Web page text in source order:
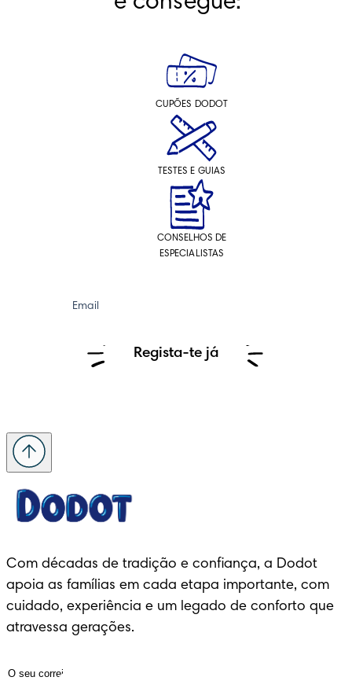
CUPÕES DODOT
TESTES E GUIAS
CONSELHOS DE
ESPECIALISTAS
Email
Regista-te já
Com décadas de tradição e confiança, a Dodot
apoia as famílias em cada etapa importante, com
cuidado, experiência e um legado de conforto que
atravessa gerações.